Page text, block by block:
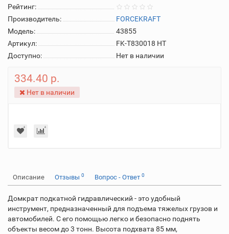
Рейтинг:
Производитель:
FORCEKRAFT
Модель:
43855
Артикул:
FK-T830018 HT
Доступно:
Нет в наличии
334.40 р.
Нет в наличии
Описание Отзывы 0 Вопрос - Ответ 0
Домкрат подкатной гидравлический - это удобный
инструмент, предназначенный для подъема тяжелых грузов и
автомобилей. С его помощью легко и безопасно поднять
объекты весом до 3 тонн. Высота подхвата 85 мм,